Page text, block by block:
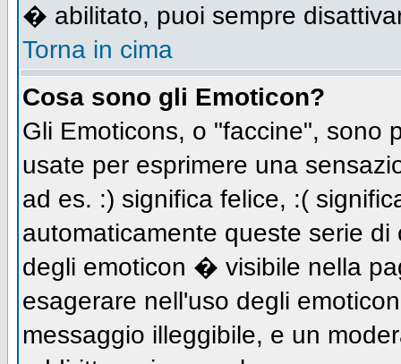
� abilitato, puoi sempre
Torna in cima
Cosa sono gli Emoticon?
Gli Emoticons, o "faccine", sono
usate per esprimere una
ad es. :) significa felice, :(
automaticamente queste serie
degli emoticon � visibile nella
esagerare nell'uso degli
messaggio illeggibile, e un